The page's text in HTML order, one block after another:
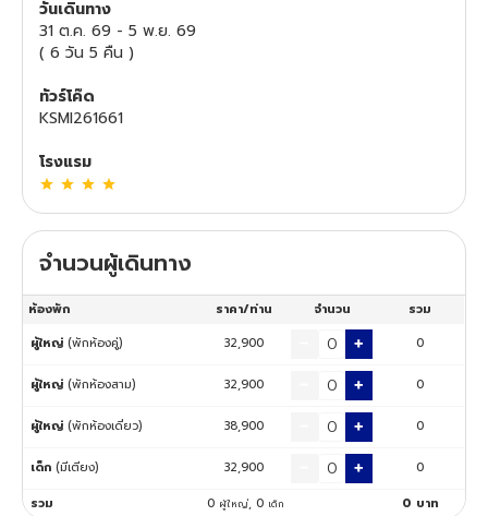
วันเดินทาง
31 ต.ค. 69 - 5 พ.ย. 69
( 6 วัน 5 คืน )
ทัวร์โค๊ด
KSMI261661
โรงแรม
จำนวนผู้เดินทาง
ห้องพัก ราคา/ท่าน จำนวน
รวม
ผู้ใหญ่ (พักห้องคู่) 32,900 0
ผู้ใหญ่ (พักห้องสาม) 32,900 0
ผู้ใหญ่ (พักห้องเดี่ยว) 38,900 0
เด็ก (มีเตียง) 32,900
0
รวม
0 ผู้ใหญ่, 0 เด็ก 0 บาท
ทัวร์จอร์เจีย
ทัวร์อินเดีย
ทัวร์บาหลี
ทัวร์ออสเตรเลีย